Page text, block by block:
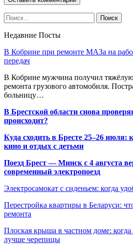
Недавние Посты
В Кобрине при ремонте МАЗа на
передач
В Кобрине мужчина получил
ремонта грузового автомобиля.
больницу…
В Брестской области снова
происходит?
Куда сходить в Бресте 25–26 июля:
кино и отдых с детьми
Поезд Брест — Минск с 4 августа
современный электропоезд
Электросамокат с сиденьем: когда
Перестройка квартиры в Беларуси:
ремонта
Плоская крыша в частном доме:
лучше черепицы